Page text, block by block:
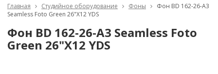
Главная Студийное оборудование Фоны
Фон BD 162-26-A3
Seamless Foto Green 26"X12 YDS
Фон BD 162-26-A3 Seamless Foto
Green 26"X12 YDS